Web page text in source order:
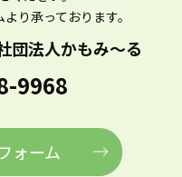
り承っております。
団法人かもみ～る
9968
ォーム